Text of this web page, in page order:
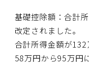
基礎控除額：合計
改定されました。
合計所得金額が132
58万円から95万円